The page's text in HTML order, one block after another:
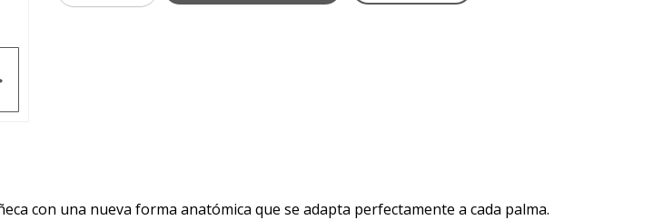
con una nueva forma anatómica que se adapta perfectamente a cada palma.